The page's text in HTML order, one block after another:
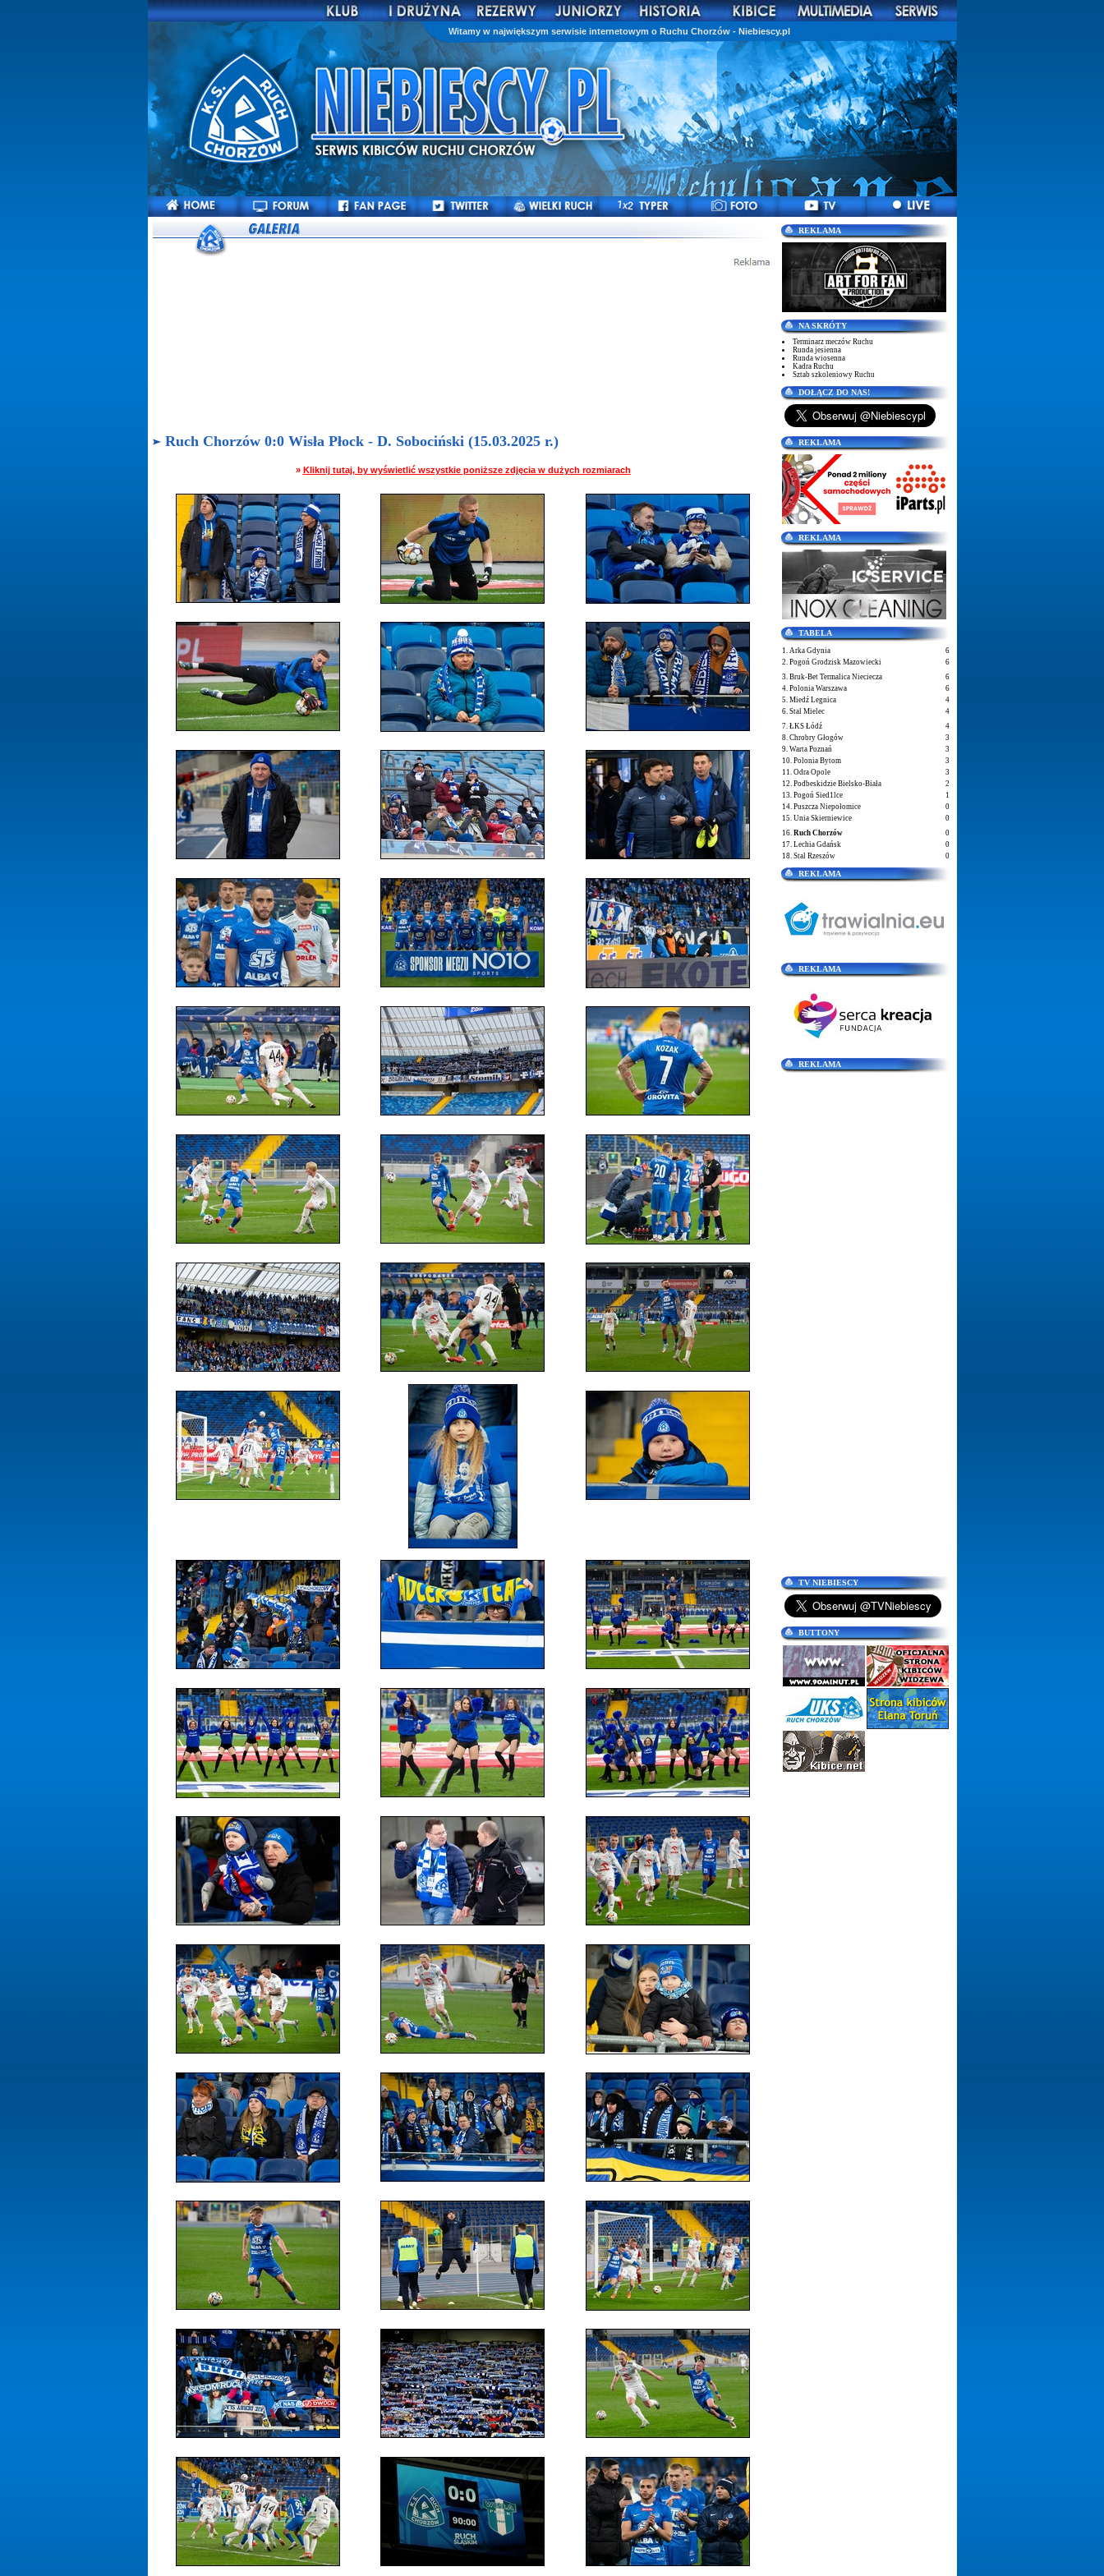
Witamy w największym serwisie internetowym o Ruchu Chorzów - Niebiescy.pl
Ruch Chorzów 0:0 Wisła Płock - D. Sobociński (15.03.2025 r.)
» Kliknij tutaj, by wyświetlić wszystkie poniższe zdjęcia w dużych rozmiarach
REKLAMA
NA SKRÓTY
Terminarz meczów Ruchu
Runda jesienna
Runda wiosenna
Kadra Ruchu
Sztab szkoleniowy Ruchu
DOŁĄCZ DO NAS!
REKLAMA
REKLAMA
TABELA
1. Arka Gdynia
6
2. Pogoń Grodzisk Mazowiecki
6
3. Bruk-Bet Termalica Nieciecza
6
4. Polonia Warszawa
6
5. Miedź Legnica
4
6. Stal Mielec
4
7. ŁKS Łódź
4
8. Chrobry Głogów
3
9. Warta Poznań
3
10. Polonia Bytom
3
11. Odra Opole
3
12. Podbeskidzie Bielsko-Biała
2
13. Pogoń Sied1lce
1
14. Puszcza Niepołomice
0
15. Unia Skierniewice
0
16. Ruch Chorzów
0
17. Lechia Gdańsk
0
18. Stal Rzeszów
0
REKLAMA
REKLAMA
REKLAMA
TV NIEBIESCY
BUTTONY